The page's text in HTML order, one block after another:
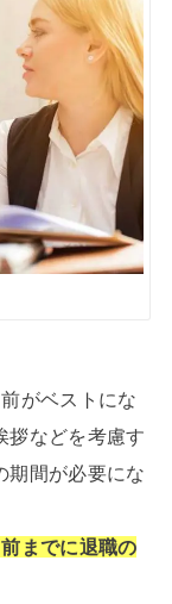
がベストにな
拶などを考慮す
期間が必要にな
までに退職の